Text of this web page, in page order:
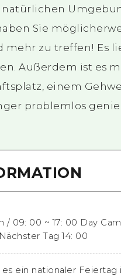
Sie
mehr zu treffen! Es
Außerdem ist es
einem
problemlos
/ 09: 00 ~ 17: 00 Day
Tag 14: 00
ein nationaler Feiertag